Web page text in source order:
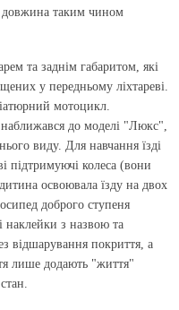
довжина таким чином
та заднім габаритом, які
у передньому ліхтареві.
мотоцикл.
наближався до моделі "Люкс",
виду. Для навчання їзді
підтримуючі колеса (вони
освоювала їзду на двох
доброго ступеня
наклейки з назвою та
відшарування покриття, а
лише додають "життя"